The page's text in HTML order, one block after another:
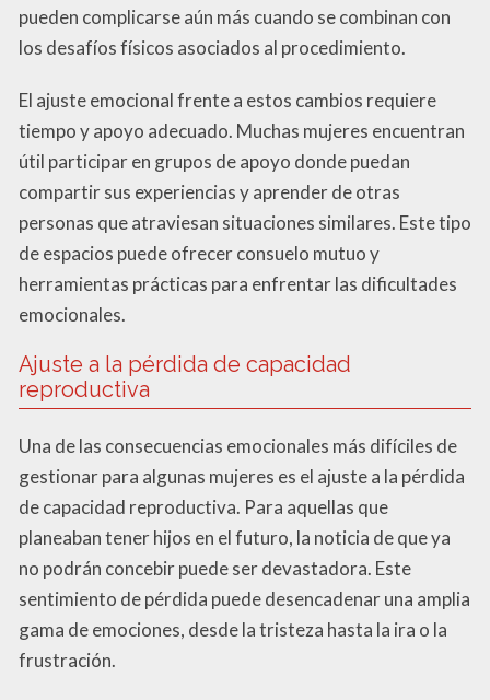
pueden complicarse aún más cuando se combinan con
los desafíos físicos asociados al procedimiento.
El ajuste emocional frente a estos cambios requiere
tiempo y apoyo adecuado. Muchas mujeres encuentran
útil participar en grupos de apoyo donde puedan
compartir sus experiencias y aprender de otras
personas que atraviesan situaciones similares. Este tipo
de espacios puede ofrecer consuelo mutuo y
herramientas prácticas para enfrentar las dificultades
emocionales.
Ajuste a la pérdida de capacidad
reproductiva
Una de las consecuencias emocionales más difíciles de
gestionar para algunas mujeres es el ajuste a la pérdida
de capacidad reproductiva. Para aquellas que
planeaban tener hijos en el futuro, la noticia de que ya
no podrán concebir puede ser devastadora. Este
sentimiento de pérdida puede desencadenar una amplia
gama de emociones, desde la tristeza hasta la ira o la
frustración.